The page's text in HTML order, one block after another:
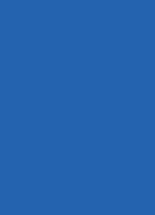
in
oder
Zudem
sein.